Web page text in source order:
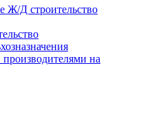
Ж/Д строительство
на